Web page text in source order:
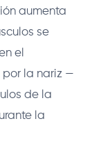
aumenta
se
el
por la nariz —
de la
la